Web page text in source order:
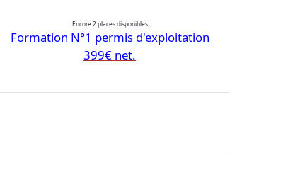
Encore 2 places disponibles
Formation N°1 permis d'exploitation
399€ net.